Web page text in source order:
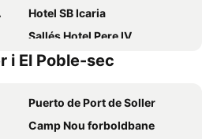
Hotel SB Icaria
Sallés Hotel Pere IV
Catalonia Avinyo
Hotel Best Front Maritim
Occidental Atenea Mar - Adults Only
i El Poble-sec
Puerto de Port de Soller
Camp Nou forboldbane